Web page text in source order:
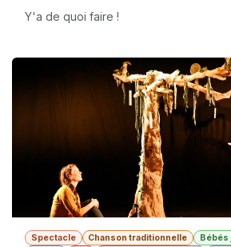
Y'a de quoi faire !
Spectacle Chanson traditionnelle
Bébés